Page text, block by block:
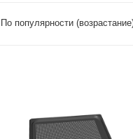
По популярности